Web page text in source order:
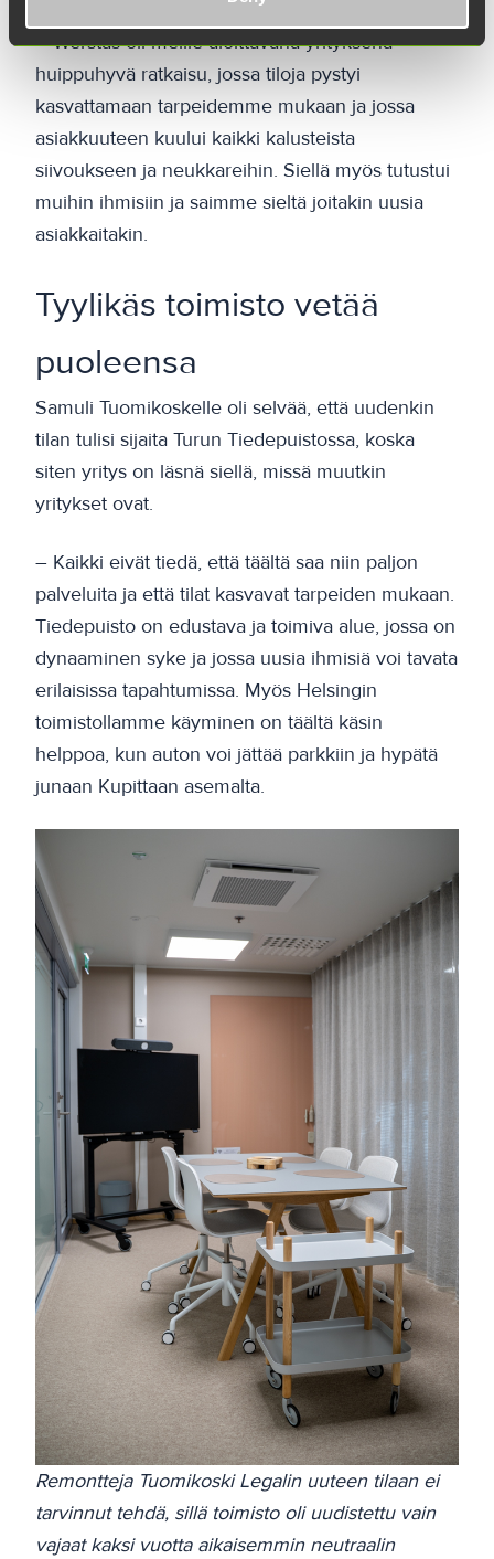
– Werstas oli meille aloittavana yrityksenä
huippuhyvä ratkaisu, jossa tiloja pystyi
kasvattamaan tarpeidemme mukaan ja jossa
asiakkuuteen kuului kaikki kalusteista
siivoukseen ja neukkareihin. Siellä myös tutustui
muihin ihmisiin ja saimme sieltä joitakin uusia
asiakkaitakin.
Tyylikäs toimisto vetää
puoleensa
Samuli Tuomikoskelle oli selvää, että uudenkin
tilan tulisi sijaita Turun Tiedepuistossa, koska
siten yritys on läsnä siellä, missä muutkin
yritykset ovat.
– Kaikki eivät tiedä, että täältä saa niin paljon
palveluita ja että tilat kasvavat tarpeiden mukaan.
Tiedepuisto on edustava ja toimiva alue, jossa on
dynaaminen syke ja jossa uusia ihmisiä voi tavata
erilaisissa tapahtumissa. Myös Helsingin
toimistollamme käyminen on täältä käsin
helppoa, kun auton voi jättää parkkiin ja hypätä
junaan Kupittaan asemalta.
Remontteja Tuomikoski Legalin uuteen tilaan ei
tarvinnut tehdä, sillä toimisto oli uudistettu vain
vajaat kaksi vuotta aikaisemmin neutraalin